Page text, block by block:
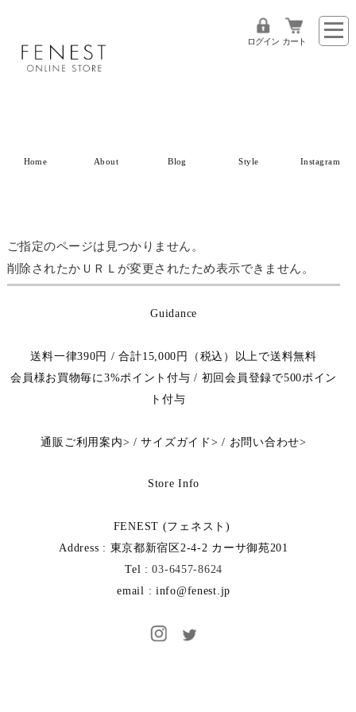
ログイン カート
Home About Blog Style Instagram
ご指定のページは見つかりません。
削除されたかＵＲＬが変更されたため表示できません。
Guidance
送料一律390円 / 合計15,000円（税込）以上で送料無料
会員様お買物毎に3%ポイント付与 / 初回会員登録で500ポイン
ト付与
通販ご利用案内> /サイズガイド> / お問い合わせ>
Store Info
FENEST (フェネスト)
Address : 東京都新宿区2-4-2 カーサ御苑201
Tel :03-6457-8624
email : info@fenest.jp